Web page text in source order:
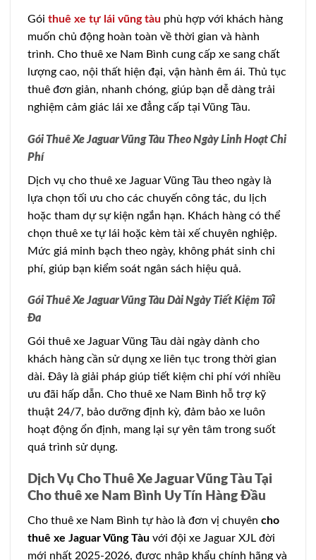
Gói thuê xe tự lái vũng tàu phù hợp với khách hàng
muốn chủ động hoàn toàn về thời gian và hành
trình. Cho thuê xe Nam Bình cung cấp xe sang chất
lượng cao, nội thất hiện đại, vận hành êm ái. Thủ tục
thuê đơn giản, nhanh chóng, giúp bạn dễ dàng trải
nghiệm cảm giác lái xe đẳng cấp tại Vũng Tàu.
Gói Thuê Xe Jaguar Vũng Tàu Theo Ngày Linh Hoạt Chi
Phí
Dịch vụ cho thuê xe Jaguar Vũng Tàu theo ngày là
lựa chọn tối ưu cho các chuyến công tác, du lịch
hoặc tham dự sự kiện ngắn hạn. Khách hàng có thể
chọn thuê xe tự lái hoặc kèm tài xế chuyên nghiệp.
Mức giá minh bạch theo ngày, không phát sinh chi
phí, giúp bạn kiểm soát ngân sách hiệu quả.
Gói Thuê Xe Jaguar Vũng Tàu Dài Ngày Tiết Kiệm Tối
Đa
Gói thuê xe Jaguar Vũng Tàu dài ngày dành cho
khách hàng cần sử dụng xe liên tục trong thời gian
dài. Đây là giải pháp giúp tiết kiệm chi phí với nhiều
ưu đãi hấp dẫn. Cho thuê xe Nam Bình hỗ trợ kỹ
thuật 24/7, bảo dưỡng định kỳ, đảm bảo xe luôn
hoạt động ổn định, mang lại sự yên tâm trong suốt
quá trình sử dụng.
Dịch Vụ Cho Thuê Xe Jaguar Vũng Tàu Tại
Cho thuê xe Nam Bình Uy Tín Hàng Đầu
Cho thuê xe Nam Bình tự hào là đơn vị chuyên cho
thuê xe Jaguar Vũng Tàu với đội xe Jaguar XJL đời
mới nhất 2025-2026, được nhập khẩu chính hãng và